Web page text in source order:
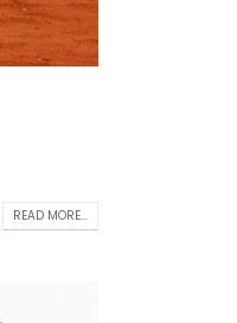
READ MORE...